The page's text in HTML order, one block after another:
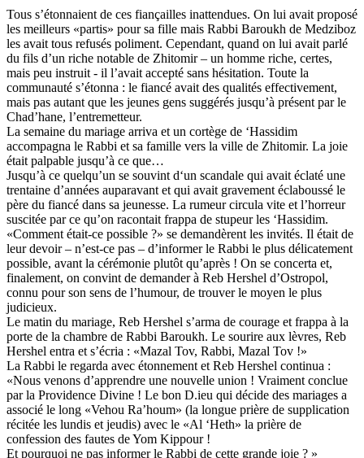
Tous s’étonnaient de ces fiançailles inattendues. On lui avait proposé
les meilleurs «partis» pour sa fille mais Rabbi Baroukh de Medziboz
les avait tous refusés poliment. Cependant, quand on lui avait parlé
du fils d’un riche notable de Zhitomir – un homme riche, certes,
mais peu instruit - il l’avait accepté sans hésitation. Toute la
communauté s’étonna : le fiancé avait des qualités effectivement,
mais pas autant que les jeunes gens suggérés jusqu’à présent par le
Chad’hane, l’entremetteur.
La semaine du mariage arriva et un cortège de ‘Hassidim
accompagna le Rabbi et sa famille vers la ville de Zhitomir. La joie
était palpable jusqu’à ce que…
Jusqu’à ce quelqu’un se souvint d‘un scandale qui avait éclaté une
trentaine d’années auparavant et qui avait gravement éclaboussé le
père du fiancé dans sa jeunesse. La rumeur circula vite et l’horreur
suscitée par ce qu’on racontait frappa de stupeur les ‘Hassidim.
«Comment était-ce possible ?» se demandèrent les invités. Il était de
leur devoir – n’est-ce pas – d’informer le Rabbi le plus délicatement
possible, avant la cérémonie plutôt qu’après ! On se concerta et,
finalement, on convint de demander à Reb Hershel d’Ostropol,
connu pour son sens de l’humour, de trouver le moyen le plus
judicieux.
Le matin du mariage, Reb Hershel s’arma de courage et frappa à la
porte de la chambre de Rabbi Baroukh. Le sourire aux lèvres, Reb
Hershel entra et s’écria : «Mazal Tov, Rabbi, Mazal Tov !»
La Rabbi le regarda avec étonnement et Reb Hershel continua :
«Nous venons d’apprendre une nouvelle union ! Vraiment conclue
par la Providence Divine ! Le bon D.ieu qui décide des mariages a
associé le long «Vehou Ra’houm» (la longue prière de supplication
récitée les lundis et jeudis) avec le «Al ‘Heth» la prière de
confession des fautes de Yom Kippour !
Et pourquoi ne pas informer le Rabbi de cette grande joie ? »